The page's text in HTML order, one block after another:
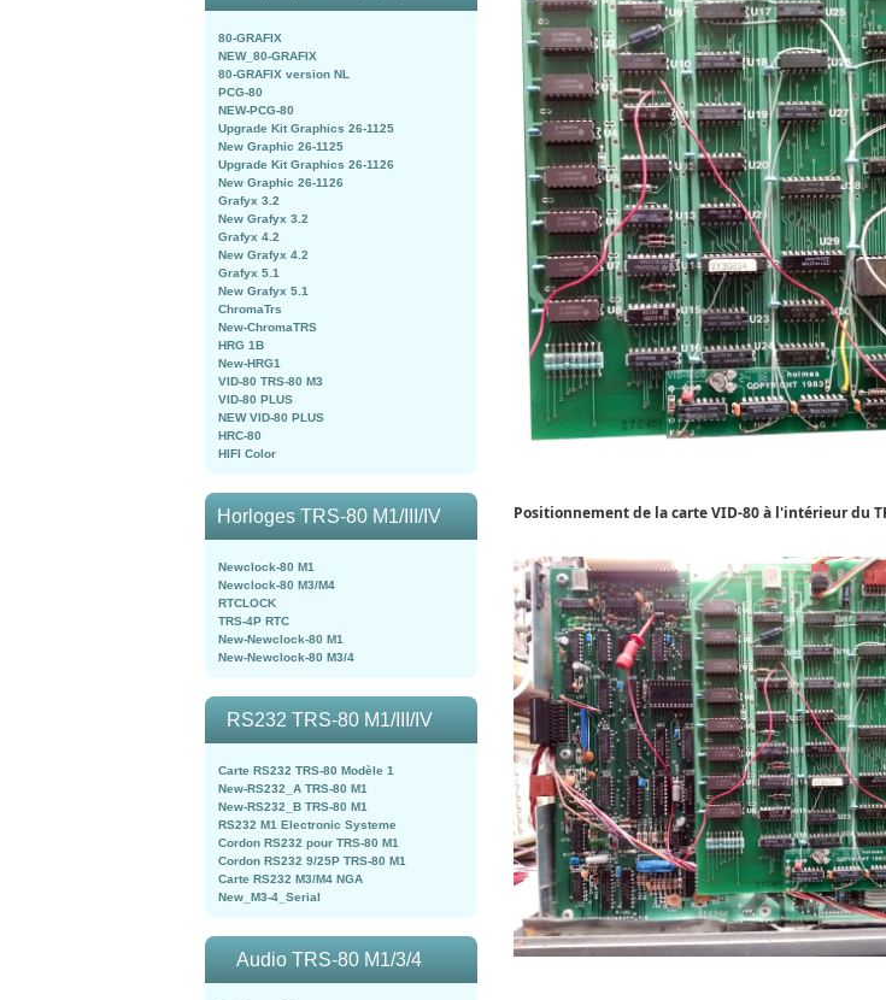
80-GRAFIX
NEW_80-GRAFIX
80-GRAFIX version NL
PCG-80
NEW-PCG-80
Upgrade Kit Graphics 26-1125
New Graphic 26-1125
Upgrade Kit Graphics 26-1126
New Graphic 26-1126
Grafyx 3.2
New Grafyx 3.2
Grafyx 4.2
New Grafyx 4.2
Grafyx 5.1
New Grafyx 5.1
ChromaTrs
New-ChromaTRS
HRG 1B
New-HRG1
VID-80 TRS-80 M3
VID-80 PLUS
NEW VID-80 PLUS
HRC-80
HIFI Color
Horloges TRS-80 M1/III/IV
Newclock-80 M1
Newclock-80 M3/M4
RTCLOCK
TRS-4P RTC
New-Newclock-80 M1
New-Newclock-80 M3/4
RS232 TRS-80 M1/III/IV
Carte RS232 TRS-80 Modèle 1
New-RS232_A TRS-80 M1
New-RS232_B TRS-80 M1
RS232 M1 Electronic Systeme
Cordon RS232 pour TRS-80 M1
Cordon RS232 9/25P TRS-80 M1
Carte RS232 M3/M4 NGA
New_M3-4_Serial
Audio TRS-80 M1/3/4
Positionnement de la carte VID-80 à l'intérieur du